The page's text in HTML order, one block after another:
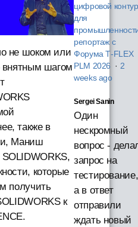
не шоком или
шагом
также в
Маниш
которые
получить
к
цифровой контур
для
репортаж с
Форума T‑FLEX
PLM 2026 · 2
weeks ago
Sergei Sanin
Один
нескромный
вопрос -
запрос на
тестирование,
а в ответ
отправили
ждать новый